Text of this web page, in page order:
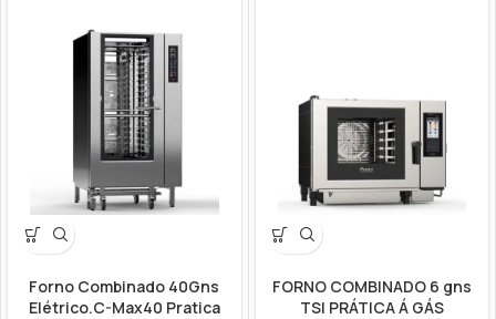
Forno Combinado 40Gns
Elétrico.C-Max40 Pratica
FORNO COMBINADO 6 gns
TSI PRÁTICA Á GÁS